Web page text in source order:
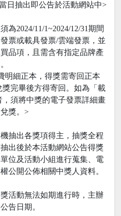
日抽出即公告於活動網站中>
為2024/11/1~2024/12/31期間
票或載具發票/雲端發票，並
品項，且需含有指定品牌產
明細正本，得獎需寄回正本
完畢後方得寄回。如為「載
須將中獎的電子發票詳細畫
獎。>
抽出各獎項得主，抽獎全程
出後於本活動網站公告得獎
位及活動小組進行蒐集、電
公開公佈相關中獎人資料。
活動無法如期進行時，主辦
告日期。